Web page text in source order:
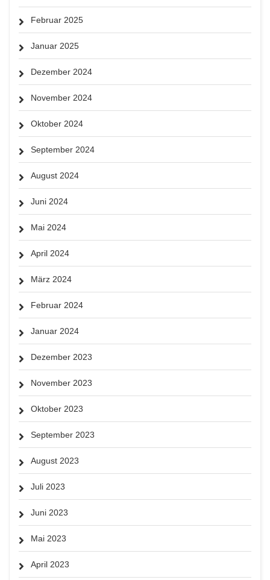
Februar 2025
Januar 2025
Dezember 2024
November 2024
Oktober 2024
September 2024
August 2024
Juni 2024
Mai 2024
April 2024
März 2024
Februar 2024
Januar 2024
Dezember 2023
November 2023
Oktober 2023
September 2023
August 2023
Juli 2023
Juni 2023
Mai 2023
April 2023